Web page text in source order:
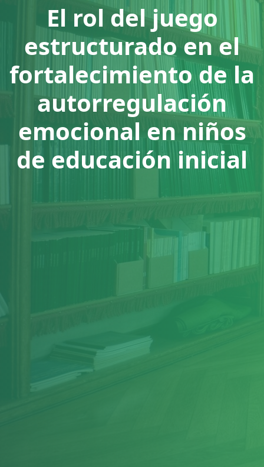
El rol del juego
estructurado en el
fortalecimiento de la
autorregulación
emocional en niños
de educación inicial